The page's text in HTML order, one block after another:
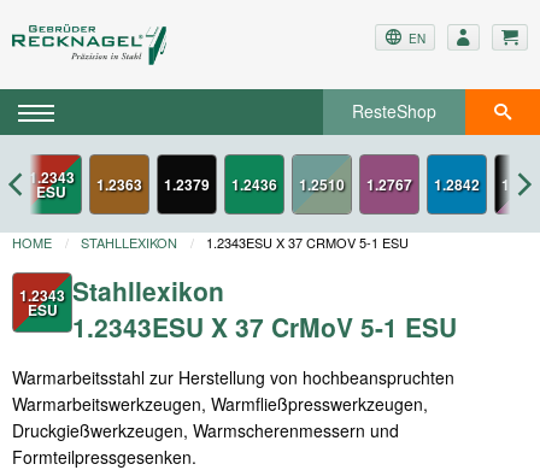
EN
ResteShop
1.2343
ESU 1.2363 1.2379 1.2436 1.2767 1.2842
HOME STAHLLEXIKON 1.2343ESU X 37 CRMOV 5-1 ESU
1.2343
ESU
Stahllexikon
1.2343ESU X 37 CrMoV 5-1 ESU
Warmarbeitsstahl zur Herstellung von hochbeanspruchten
Warmarbeitswerkzeugen, Warmfließpresswerkzeugen,
Druckgießwerkzeugen, Warmscherenmessern und
Formteilpressgesenken.